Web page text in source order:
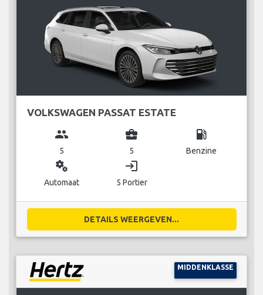
VOLKSWAGEN PASSAT ESTATE
group
5
business_center
5
local_gas_station
Benzine
miscellaneous_services
Automaat
login
5 Portier
DETAILS WEERGEVEN...
MIDDENKLASSE